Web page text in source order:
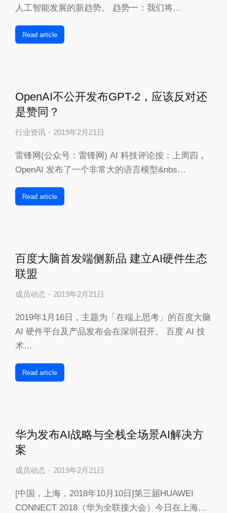
人工智能发展的新趋势。 趋势一：我们将…
Read article
OpenAI不公开发布GPT-2，应该反对还
是赞同？
行业资讯 2019年2月21日
雷锋网(公众号：雷锋网) AI 科技评论按：上周四，
OpenAI 发布了一个非常大的语言模型&nbs…
Read article
百度大脑首发端侧新品 建立AI硬件生态
联盟
成员动态 2019年2月21日
2019年1月16日，主题为「在端上思考」的百度大脑
AI 硬件平台及产品发布会在深圳召开。 百度 AI 技
术…
Read article
华为发布AI战略与全栈全场景AI解决方
案
成员动态 2019年2月21日
[中国，上海，2018年10月10日]第三届HUAWEI
CONNECT 2018（华为全联接大会）今日在上海…